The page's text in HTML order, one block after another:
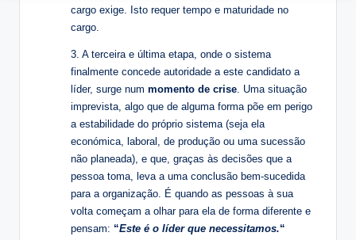
cargo exige. Isto requer tempo e maturidade no
cargo.
3. A terceira e última etapa, onde o sistema
finalmente concede autoridade a este candidato a
líder, surge num momento de crise. Uma situação
imprevista, algo que de alguma forma põe em perigo
a estabilidade do próprio sistema (seja ela
económica, laboral, de produção ou uma sucessão
não planeada), e que, graças às decisões que a
pessoa toma, leva a uma conclusão bem-sucedida
para a organização. É quando as pessoas à sua
volta começam a olhar para ela de forma diferente e
pensam: “Este é o líder que necessitamos.“